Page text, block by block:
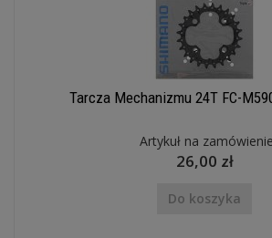
Tarcza Mechanizmu 24T FC-
Artykuł na zamówienie
26,00 zł
Do koszyka